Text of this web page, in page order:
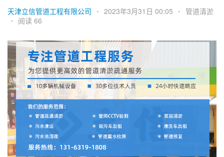
天津立信管道工程有限公司 • 2023年3月31日 00:05 • 管道清淤
• 阅读 66